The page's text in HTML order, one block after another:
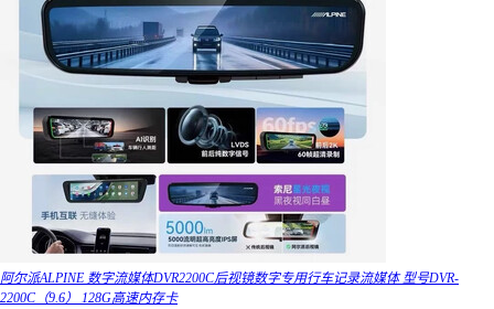
阿尔派ALPINE 数字流媒体DVR2200C后视镜数字专用行车记录流媒体 型号DVR-
2200C（9.6） 128G高速内存卡